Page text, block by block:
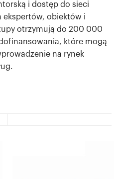
i dostęp do sieci
ekspertów, obiektów i
otrzymują do 200 000
które mogą
na rynek